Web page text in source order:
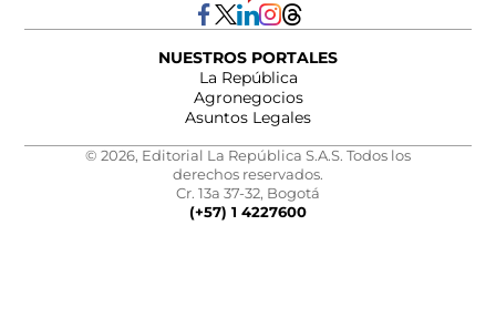
NUESTROS PORTALES
La República
Agronegocios
Asuntos Legales
© 2026, Editorial La República S.A.S. Todos los
derechos reservados.
Cr. 13a 37-32, Bogotá
(+57) 1 4227600